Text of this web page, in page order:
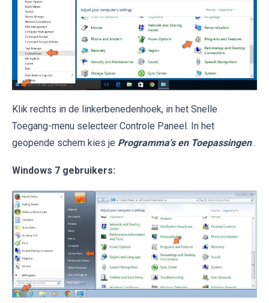
Klik rechts in de linkerbenedenhoek, in het Snelle
Toegang-menu selecteer Controle Paneel. In het
geopende schem kies je Programma's en Toepassingen .
Windows 7 gebruikers: